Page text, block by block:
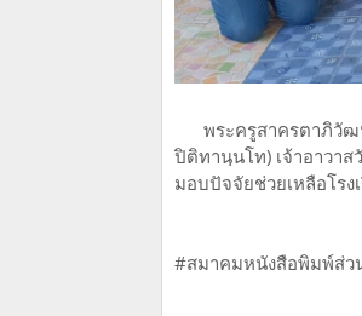
พระครูสาครตาภิวัฒน์
ปิติทานฺนโท) เจ้าอาวา
มอบปัจจัยช่วยเหลือโร
#สมาคมหนังสือพิมพ์ส่ว